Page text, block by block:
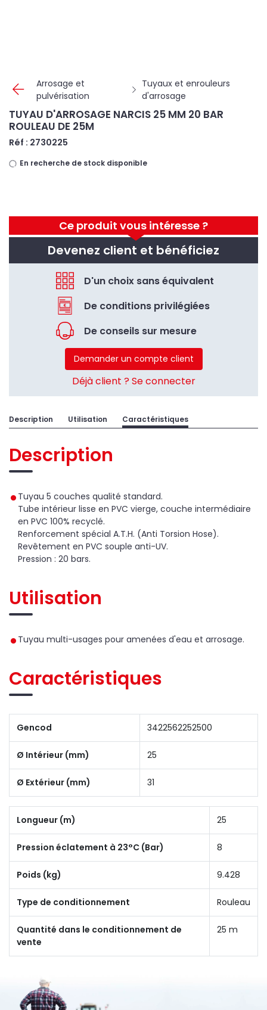
Arrosage et
pulvérisation
Tuyaux et enrouleurs
d'arrosage
Ce produit vous intéresse ?
Devenez client et bénéficiez
D'un choix sans équivalent
De conditions privilégiées
De conseils sur mesure
Demander un compte client
Déjà client ? Se connecter
TUYAU D'ARROSAGE NARCIS 25 MM 20 BAR
ROULEAU DE 25M
Réf : 2730225
En recherche de stock disponible
Description Utilisation Caractéristiques
Description
Tuyau 5 couches qualité standard.
Tube intérieur lisse en PVC vierge, couche intermédiaire
en PVC 100% recyclé.
Renforcement spécial A.T.H. (Anti Torsion Hose).
Revêtement en PVC souple anti-UV.
Pression : 20 bars.
Utilisation
Tuyau multi-usages pour amenées d'eau et arrosage.
Caractéristiques
Gencod 3422562252500
Ø Intérieur (mm) 25
Ø Extérieur (mm) 31
Longueur (m) 25
Pression éclatement à 23°C (Bar) 8
Poids (kg) 9.428
Type de conditionnement Rouleau
Quantité dans le conditionnement de
vente
25 m